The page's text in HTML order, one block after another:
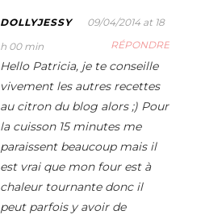
DOLLYJESSY
09/04/2014 at 18
h 00 min
RÉPONDRE
Hello Patricia, je te conseille
vivement les autres recettes
au citron du blog alors ;) Pour
la cuisson 15 minutes me
paraissent beaucoup mais il
est vrai que mon four est à
chaleur tournante donc il
peut parfois y avoir de